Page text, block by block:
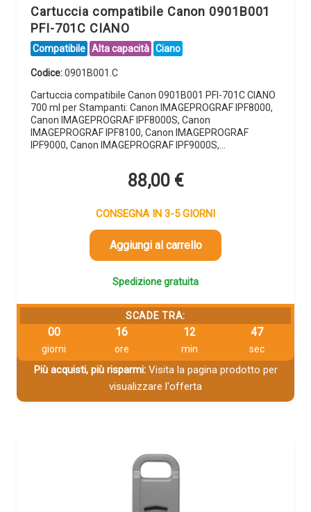
Cartuccia compatibile Canon 0901B001
PFI-701C CIANO
Compatibile Alta capacità Ciano
Codice:0901B001.C
Cartuccia compatibile Canon 0901B001 PFI-701C CIANO
700 ml per Stampanti: Canon IMAGEPROGRAF IPF8000,
Canon IMAGEPROGRAF IPF8000S, Canon
IMAGEPROGRAF IPF8100, Canon IMAGEPROGRAF
IPF9000, Canon IMAGEPROGRAF IPF9000S,…
88,00 €
CONSEGNA IN 3-5 GIORNI
Aggiungi al carrello
Spedizione gratuita
SCADE TRA:
00
giorni
16
ore
12
min
46
sec
Più acquisti, più risparmi:Visita la pagina prodotto per
visualizzare l'offerta